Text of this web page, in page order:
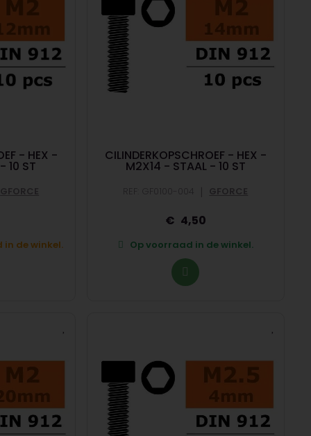
- HEX -
10 ST
GFORCE
de winkel.
CILINDERKOPSCHROEF - HEX -
M2X14 - STAAL - 10 ST
REF: GF0100-004 | GFORCE
4,50
Op voorraad in de winkel.